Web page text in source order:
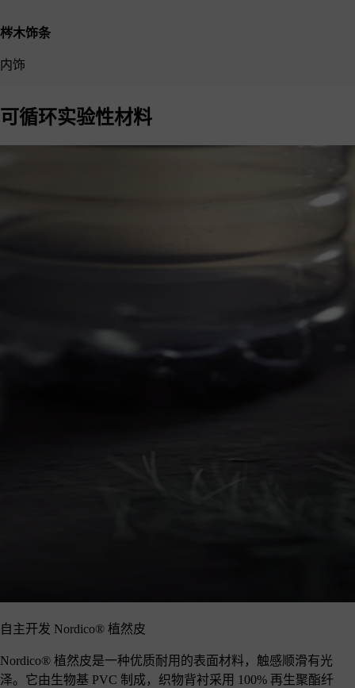
梣木饰条
内饰
可循环实验性材料
自主开发 Nordico® 植然皮
Nordico® 植然皮是一种优质耐用的表面材料，触感顺滑有光
泽。它由生物基 PVC 制成，织物背衬采用 100% 再生聚酯纤